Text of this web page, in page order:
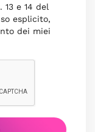
e 14 del
esplicito,
dei miei